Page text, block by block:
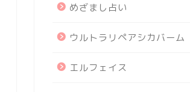
めざまし占い
ウルトラリペアシカバーム
エルフェイス